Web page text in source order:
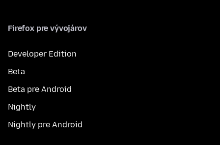
Firefox pre vývojárov
Developer Edition
Beta
Beta pre Android
Nightly
Nightly pre Android